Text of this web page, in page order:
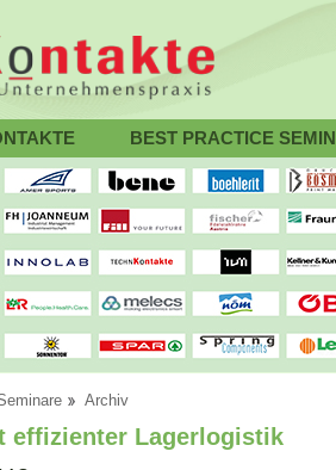
BEST PRACTICE
Archiv
effizienter Lagerlogistik